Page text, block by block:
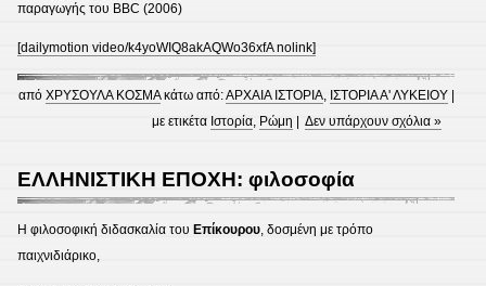
παραγωγής του BBC (2006)
[dailymotion video/k4yoWIQ8akAQWo36xfA nolink]
απόΧΡΥΣΟΥΛΑ ΚΟΣΜΑκάτω από:ΑΡΧΑΙΑ ΙΣΤΟΡΙΑ, ΙΣΤΟΡΙΑ Α' ΛΥΚΕΙΟΥ
με ετικέτα Ιστορία, Ρώμη |Δεν υπάρχουν σχόλια »
ΕΛΛΗΝΙΣΤΙΚΗ ΕΠΟΧΗ: φιλοσοφία
Η φιλοσοφική διδασκαλία του Επίκουρου, δοσμένη με τρόπο
παιχνιδιάρικο,